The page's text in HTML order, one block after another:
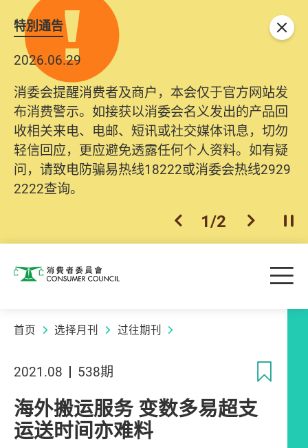
特別通告
2026.06.29
消委会提醒消费者及商户，本会仅于官方网站发
布消费警示。如接获以消委会名义发出的产品回
收相关来电、电邮、短讯或社交媒体讯息，切勿
轻信回应，更应避免透露任何个人资料。如有疑
问，请致电防骗易热线18222或消委会热线2929
2222查询。
上一个
1/2 下一个开
关闭
消费者委员会 目
首页 选择月刊 过往期刊
2021.08 538期
海外搬运服务 变数多易超支
运送时间亦难料